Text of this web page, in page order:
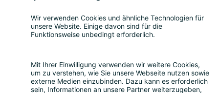
menschenzentrierte, ganzheitliche
Sicherheitskultur aufzubauen – mit dem
stärksten Sicherheitsressource zu
entwickeln.